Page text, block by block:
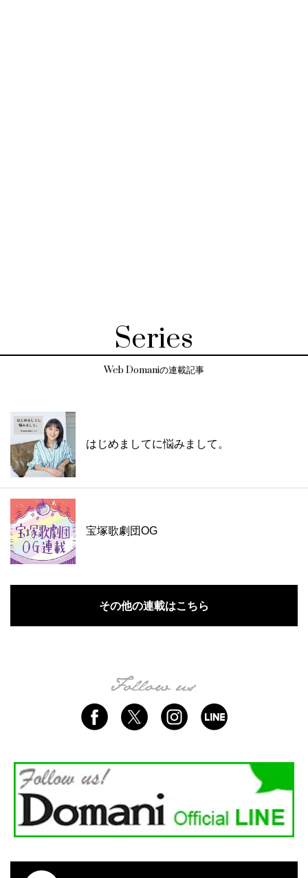
Series
Web Domaniの連載記事
はじめましてに悩みまして。
宝塚歌劇団OG
その他の連載はこちら